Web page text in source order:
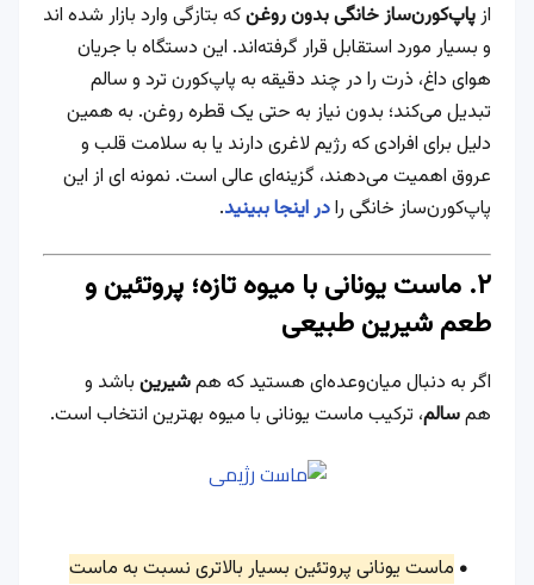
ازپاپ‌کورن‌ساز خانگی بدون روغنکه بتازگی وارد بازار شده اند
و بسیار مورد استقابل قرار گرفته‌اند. این دستگاه با جریان
هوای داغ، ذرت را در چند دقیقه به پاپ‌کورن ترد و سالم
تبدیل می‌کند؛ بدون نیاز به حتی یک قطره روغن. به همین
دلیل برای افرادی که رژیم لاغری دارند یا به سلامت قلب و
عروق اهمیت می‌دهند، گزینه‌ای عالی است. نمونه ای از این
پاپ‌کورن‌ساز خانگی رادر اینجا ببینید.
۲. ماست یونانی با میوه تازه؛ پروتئین و
طعم شیرین طبیعی
اگر به دنبال میان‌وعده‌ای هستید که همشیرین باشد و
همسالم، ترکیب ماست یونانی با میوه بهترین انتخاب است.
ماست یونانی پروتئین بسیار بالاتری نسبت به ماست